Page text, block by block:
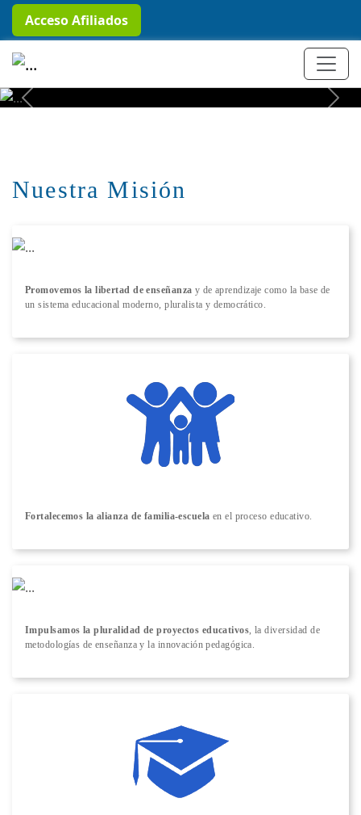
Acceso Afiliados
+ Conocer más
Previous Next
Nuestra Misión
Promovemos la libertad de enseñanza y de aprendizaje como la base de
un sistema educacional moderno, pluralista y democrático.
Fortalecemos la alianza de familia-escuela en el proceso educativo.
Impulsamos la pluralidad de proyectos educativos , la diversidad de
metodologías de enseñanza y la innovación pedagógica.